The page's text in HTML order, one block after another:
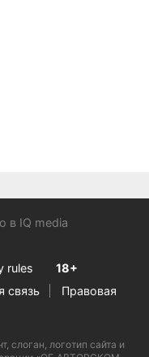
в IQ media
rules
18+
связь
Правовая
слоган, логотип сайта и